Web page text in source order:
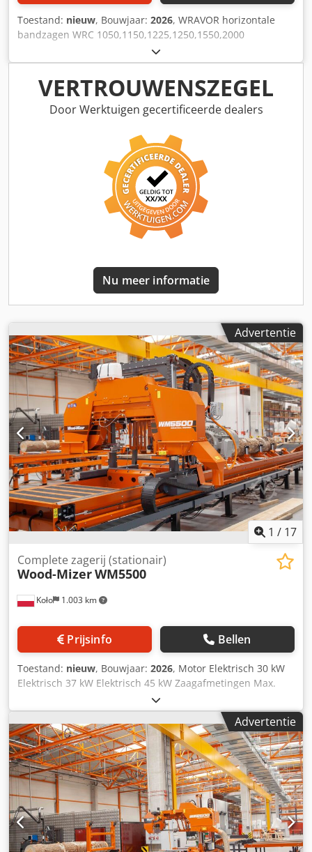
Toestand: nieuw, Bouwjaar: 2026, WRAVOR horizontale
bandzagen WRC 1050,1150,1225,1250,1550,2000
Kantenzagen, multiripzagen, mechanisatie enz.
Dcsdpfjtpwgxox Abwjk Wij zijn uw contactpersoon voor het
bedrijf Wravor in Duitsland. Wij bieden u graag de juiste
machines aan.
VERTROUWENSZEGEL
Door Werktuigen gecertificeerde dealers
Nu meer informatie
Advertentie
1 / 17
Koło 1.003 km
Complete zagerij (stationair)
Wood-MizerWM5500
Prijsinfo Bellen
Toestand: nieuw, Bouwjaar: 2026, Motor Elektrisch 30 kW
Elektrisch 37 kW Elektrisch 45 kW Zaagafmetingen Max.
stamdiameter 105 cm Max. stamlengte 4,5 m (S-bed) 8,4 m
(L-bed) Tot 12 m (niet-standaard) Vrijloop tussen de rollen
90 cm Max. zaagbreedte (plank) 85 cm Uitrusting zaagkop
Dcodpfozqz T Rsx Abwjk Apparaat voor automatische
instelling van de zaagdikte (Setworks) Industriële PLC-
besturing met automatische modus Op- en neergaande
beweging van de zaagkop Elektrisch (servo) Voorwaartse en
achterwaartse beweging van de zaagkop Elektrisch
Zaagbladgeleiderarm Elektrisch (joystickbesturing)
Zaagbladreinigingssysteem Automatische oliesproeïng met
pneumatische ondersteuning Zaagbladspansysteem
Advertentie